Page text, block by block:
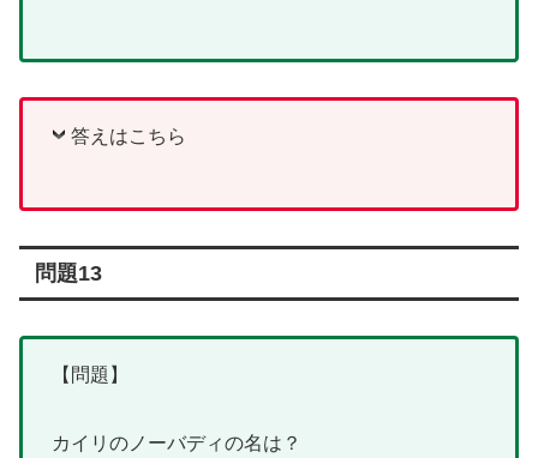
答えはこちら
問題13
【問題】
カイリのノーバディの名は？